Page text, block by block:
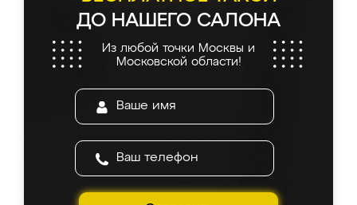
ДО НАШЕГО САЛОНА
Из любой точки Москвы и
Московской области!